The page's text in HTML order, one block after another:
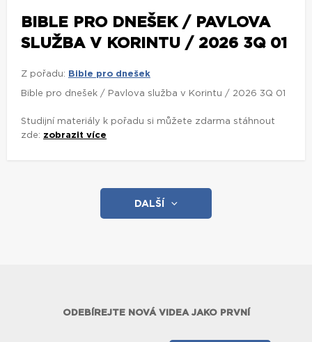
BIBLE PRO DNEŠEK / PAVLOVA
SLUŽBA V KORINTU / 2026 3Q 01
Z pořadu: Bible pro dnešek
Bible pro dnešek / Pavlova služba v Korintu / 2026 3Q 01
Studijní materiály k pořadu si můžete zdarma stáhnout
zde: zobrazit více
DALŠÍ
ODEBÍREJTE NOVÁ VIDEA JAKO PRVNÍ